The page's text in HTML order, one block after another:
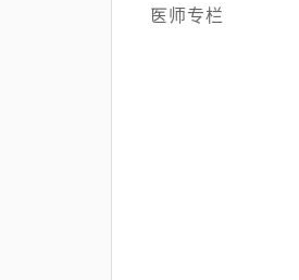
医师专栏